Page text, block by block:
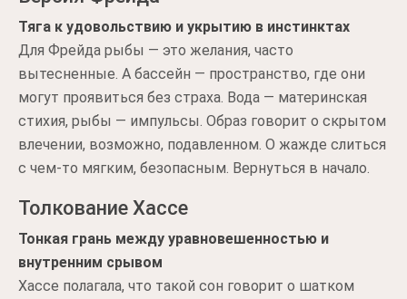
Тяга к удовольствию и укрытию в инстинктах
Для Фрейда рыбы — это желания, часто
вытесненные. А бассейн — пространство, где они
могут проявиться без страха. Вода — материнская
стихия, рыбы — импульсы. Образ говорит о скрытом
влечении, возможно, подавленном. О жажде слиться
с чем-то мягким, безопасным. Вернуться в начало.
Толкование Хассе
Тонкая грань между уравновешенностью и
внутренним срывом
Хассе полагала, что такой сон говорит о шатком